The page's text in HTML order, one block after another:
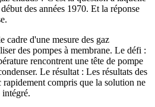
des années 1970. Et la réponse
cadre d'une mesure des gaz
des pompes à membrane. Le défi :
rencontrent une tête de pompe
Le résultat : Les résultats des
compris que la solution ne